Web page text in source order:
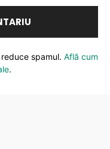
spamul. Află cum
.